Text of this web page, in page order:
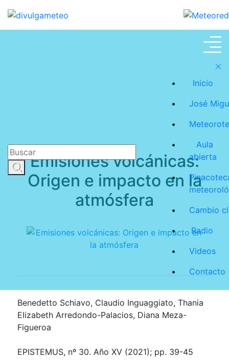
Inicio
José
Aula
abierta
Cambio
Radio
Videos
Contacto
Meteoroteca
Emisiones volcánicas:
Origen e impacto en la
atmósfera
Benedetto Schiavo, Claudio Inguaggiato, Thania
Elizabeth Arredondo-Palacios, Diana Meza-
Figueroa
EPISTEMUS, nº 30. Año XV (2021); pp. 39-45